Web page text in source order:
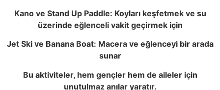
Kano ve Stand Up Paddle: Koyları keşfetmek ve su
üzerinde eğlenceli vakit geçirmek için
Jet Ski ve Banana Boat: Macera ve eğlenceyi bir arada
sunar
Bu aktiviteler, hem gençler hem de aileler için
unutulmaz anılar yaratır.